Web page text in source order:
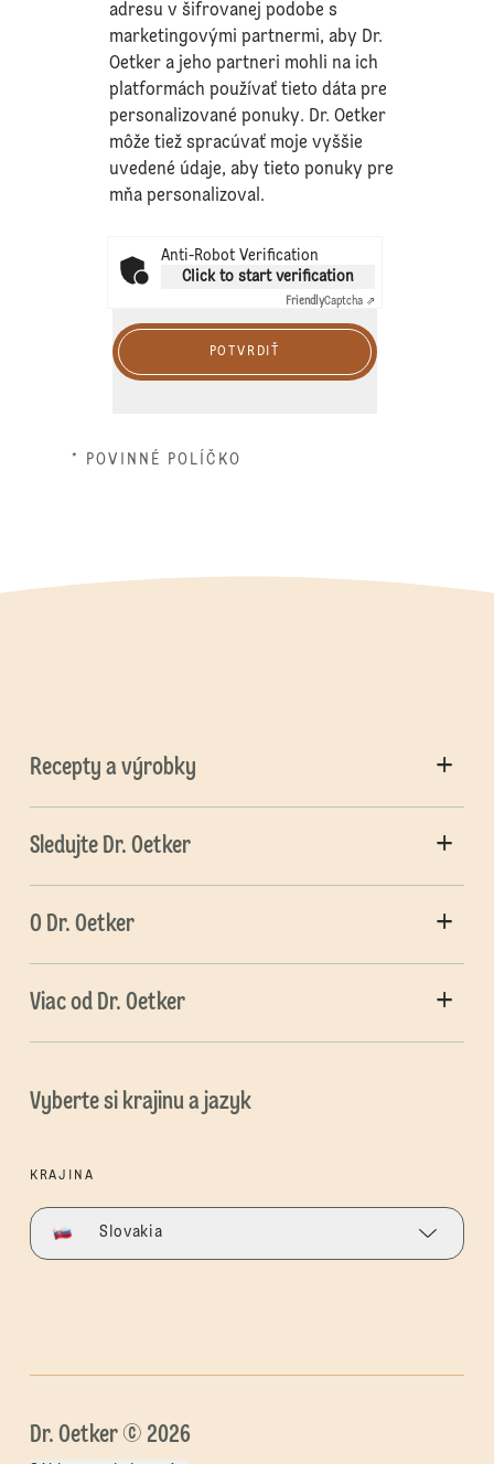
adresu v šifrovanej podobe s
marketingovými partnermi, aby Dr.
Oetker a jeho partneri mohli na ich
platformách používať tieto dáta pre
personalizované ponuky. Dr. Oetker
môže tiež spracúvať moje vyššie
uvedené údaje, aby tieto ponuky pre
mňa personalizoval.
Anti-Robot Verification
Click to start verification
FriendlyCaptcha ⇗
POTVRDIŤ
* POVINNÉ POLÍČKO
Recepty a výrobky
Sledujte Dr. Oetker
O Dr. Oetker
Viac od Dr. Oetker
Vyberte si krajinu a jazyk
KRAJINA
Slovakia
Dr. Oetker © 2026